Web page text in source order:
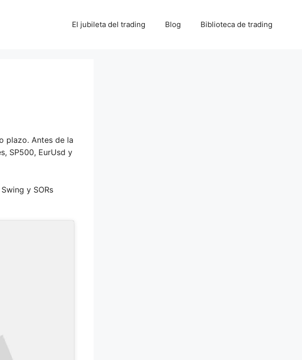
El jubileta del trading Blog Biblioteca de trading
plazo. Antes de la
SP500, EurUsd y
y SORs